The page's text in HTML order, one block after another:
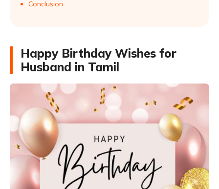
Conclusion
Happy Birthday Wishes for
Husband in Tamil